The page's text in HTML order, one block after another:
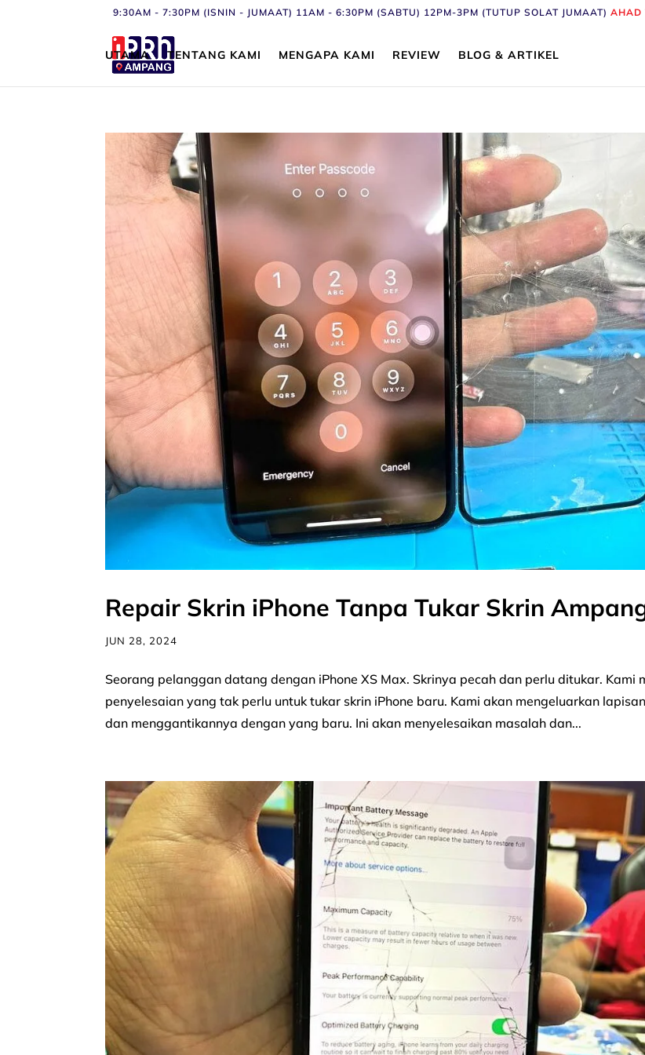
9:30AM - 7:30PM (ISNIN - JUMAAT) 11AM - 6:30PM (SABTU) 12PM-3PM (TUTUP SOLAT JUMAAT)AHAD
UTAMA TENTANG KAMI MENGAPA KAMI REVIEW BLOG & ARTIKEL
Repair Skrin iPhone Tanpa Tukar Skrin
JUN 28, 2024
Seorang pelanggan datang dengan iPhone XS Max. Skrinya pecah dan perlu ditukar. Kami
penyelesaian yang tak perlu untuk tukar skrin iPhone baru. Kami akan mengeluarkan
dan menggantikannya dengan yang baru. Ini akan menyelesaikan masalah dan...